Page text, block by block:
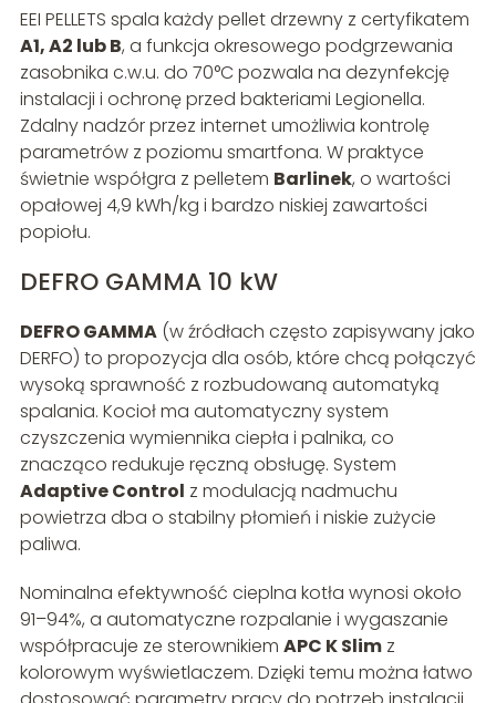
EEI PELLETS spala każdy pellet drzewny z certyfikatem
A1, A2 lub B, a funkcja okresowego podgrzewania
zasobnika c.w.u. do 70°C pozwala na dezynfekcję
instalacji i ochronę przed bakteriami Legionella.
Zdalny nadzór przez internet umożliwia kontrolę
parametrów z poziomu smartfona. W praktyce
świetnie współgra z pelletem Barlinek, o wartości
opałowej 4,9 kWh/kg i bardzo niskiej zawartości
popiołu.
DEFRO GAMMA 10 kW
DEFRO GAMMA(w źródłach często zapisywany jako
DERFO) to propozycja dla osób, które chcą połączyć
wysoką sprawność z rozbudowaną automatyką
spalania. Kocioł ma automatyczny system
czyszczenia wymiennika ciepła i palnika, co
znacząco redukuje ręczną obsługę. System
Adaptive Control z modulacją nadmuchu
powietrza dba o stabilny płomień i niskie zużycie
paliwa.
Nominalna efektywność cieplna kotła wynosi około
91–94%, a automatyczne rozpalanie i wygaszanie
współpracuje ze sterownikiem APC K Slimz
kolorowym wyświetlaczem. Dzięki temu można łatwo